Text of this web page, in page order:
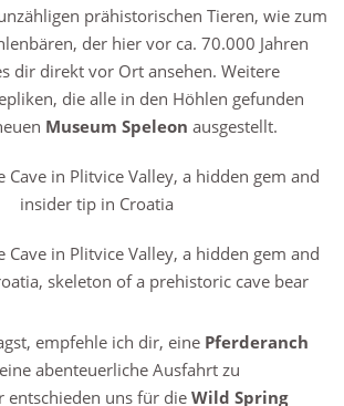
prähistorischen Tieren, wie zum
der hier vor ca. 70.000 Jahren
dir direkt vor Ort ansehen. Weitere
die alle in den Höhlen gefunden
Museum Speleon ausgestellt.
empfehle ich dir, eine Pferderanch
abenteuerliche Ausfahrt zu
entschieden uns für die Wild Spring